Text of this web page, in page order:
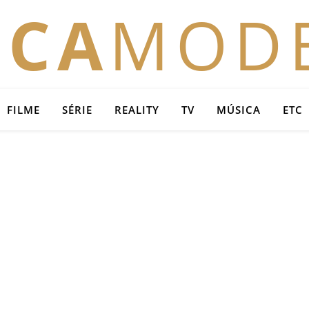
FILME SÉRIE REALITY TV MÚSICA ETC